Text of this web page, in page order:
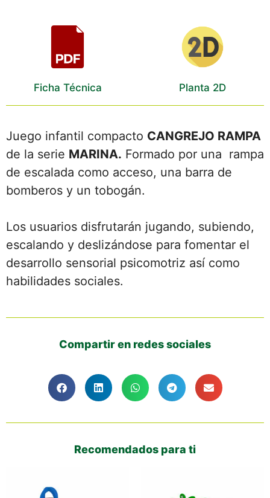
Ficha Técnica Planta 2D
Juego infantil compacto CANGREJO RAMPA
de la serie MARINA. Formado por una rampa
de escalada como acceso, una barra de
bomberos y un tobogán.
Los usuarios disfrutarán jugando, subiendo,
escalando y deslizándose para fomentar el
desarrollo sensorial psicomotriz así como
habilidades sociales.
Compartir en redes sociales
Recomendados para ti